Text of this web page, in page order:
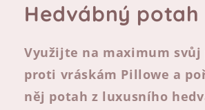
Hedvábný potah
Využijte na maximum
proti vráskám Pillowe a
něj potah z luxusního